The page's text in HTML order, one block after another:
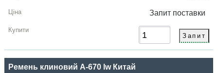
Запит поставки
Ремень клиновий A-670 lw Китай